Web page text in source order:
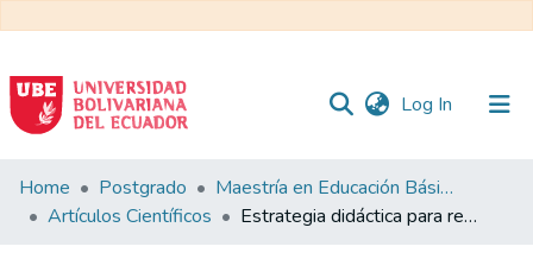
Log In (current)
Communities
&
Home Postgrado
Maestría en Educación Básica
Artículos Científicos
Estrategia didáctica para resolver problemas de áreas y perímetros en los estudiantes de Décimo Grado